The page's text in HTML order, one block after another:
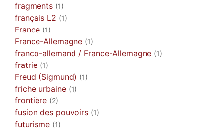
fragments (1)
français L2 (1)
France (1)
France-Allemagne (1)
franco-allemand / France-Allemagne (1)
fratrie (1)
Freud (Sigmund) (1)
friche urbaine (1)
frontière (2)
fusion des pouvoirs (1)
futurisme (1)